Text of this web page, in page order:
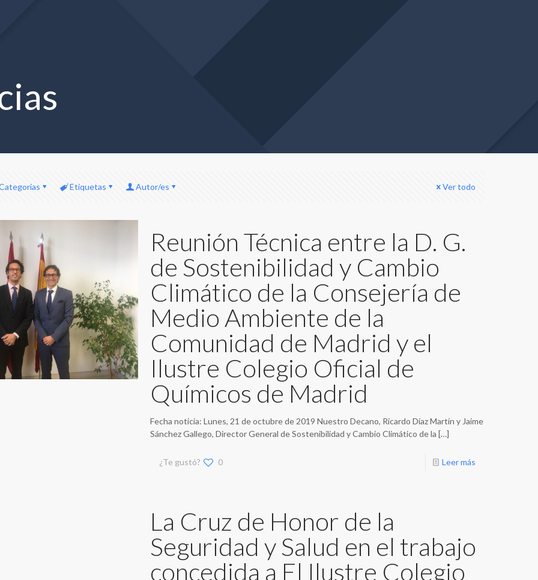
Etiquetas Autor/es Ver todo
Reunión Técnica entre la D. G.
de Sostenibilidad y Cambio
Climático de la Consejería de
Medio Ambiente de la
Comunidad de Madrid y el
Ilustre Colegio Oficial de
Químicos de Madrid
Fecha noticia: Lunes, 21 de octubre de 2019 Nuestro Decano, Ricardo Díaz Martín y Jaime
Sánchez Gallego, Director General de Sostenibilidad y Cambio Climático de la […]
¿Te gustó? 0 Leer más
La Cruz de Honor de la
Seguridad y Salud en el trabajo
concedida a El Ilustre Colegio